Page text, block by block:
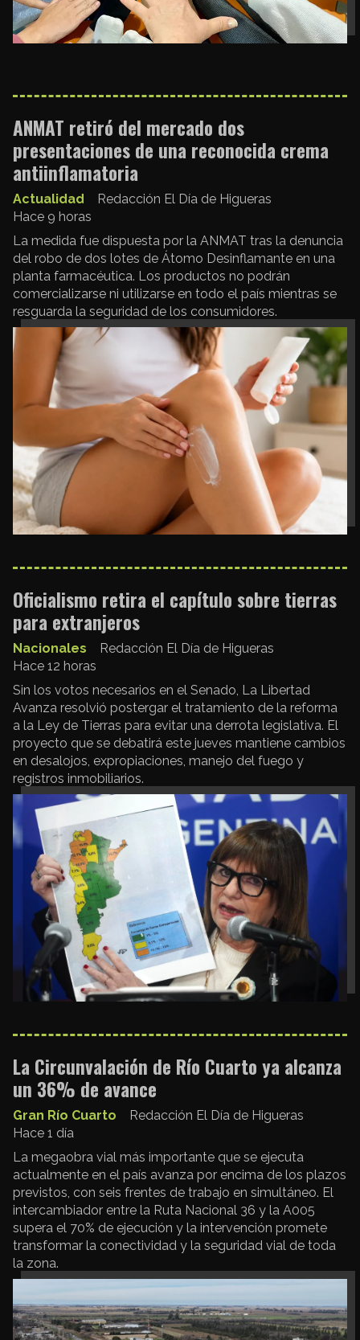
ANMAT retiró del mercado dos
presentaciones de una reconocida crema
antiinflamatoria
Redacción El Día de Higueras
Actualidad
Hace 9 horas
La medida fue dispuesta por la ANMAT tras la denuncia
del robo de dos lotes de Átomo Desinflamante en una
planta farmacéutica. Los productos no podrán
comercializarse ni utilizarse en todo el país mientras se
resguarda la seguridad de los consumidores.
Oficialismo retira el capítulo sobre tierras
para extranjeros
Redacción El Día de Higueras
Nacionales
Hace 12 horas
Sin los votos necesarios en el Senado, La Libertad
Avanza resolvió postergar el tratamiento de la reforma
a la Ley de Tierras para evitar una derrota legislativa. El
proyecto que se debatirá este jueves mantiene cambios
en desalojos, expropiaciones, manejo del fuego y
registros inmobiliarios.
La Circunvalación de Río Cuarto ya alcanza
un 36% de avance
Redacción El Día de Higueras
Gran Río Cuarto
Hace 1 día
La megaobra vial más importante que se ejecuta
actualmente en el país avanza por encima de los plazos
previstos, con seis frentes de trabajo en simultáneo. El
intercambiador entre la Ruta Nacional 36 y la A005
supera el 70% de ejecución y la intervención promete
transformar la conectividad y la seguridad vial de toda
la zona.